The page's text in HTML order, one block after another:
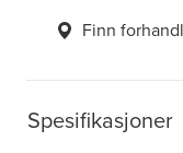
Spesifikasjoner
Finn